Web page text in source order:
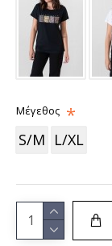
Μέγεθος
S/M L/XL